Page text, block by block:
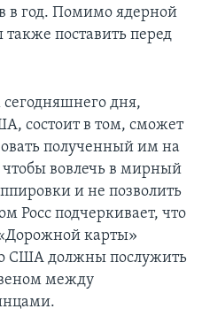
в год. Помимо ядерной
поставить перед
дня,
состоит в том, сможет
полученный им на
чтобы вовлечь в мирный
и не позволить
Росс подчеркивает, что
карты»
США должны послужить
между